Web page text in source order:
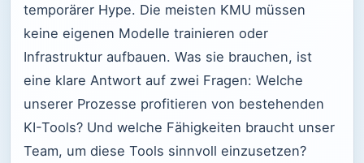
temporärer Hype. Die meisten KMU müssen
keine eigenen Modelle trainieren oder
Infrastruktur aufbauen. Was sie brauchen, ist
eine klare Antwort auf zwei Fragen: Welche
unserer Prozesse profitieren von bestehenden
KI-Tools? Und welche Fähigkeiten braucht unser
Team, um diese Tools sinnvoll einzusetzen?